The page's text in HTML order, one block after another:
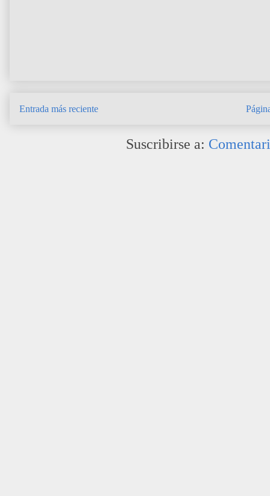
Entrada más reciente
Suscribirse a: